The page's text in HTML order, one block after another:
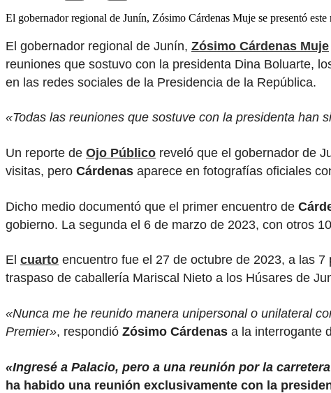
El gobernador regional de Junín, Zósimo Cárdenas Muje se presentó
El gobernador regional de Junín, Zósimo Cárdenas Muje
reuniones que sostuvo con la presidenta Dina Boluarte,
en las redes sociales de la Presidencia de la República.
«Todas las reuniones que sostuve con la presidenta han
Un reporte de Ojo Público reveló que el gobernador de
visitas, pero Cárdenas aparece en fotografías oficiales
Dicho medio documentó que el primer encuentro de
gobierno. La segunda el 6 de marzo de 2023, con otros
El cuarto encuentro fue el 27 de octubre de 2023, a las 7
traspaso de caballería Mariscal Nieto a los Húsares de
«Nunca me he reunido manera unipersonal o unilateral
Premier», respondió Zósimo Cárdenas a la interrogante
«Ingresé a Palacio, pero a una reunión por la
ha habido una reunión exclusivamente con la